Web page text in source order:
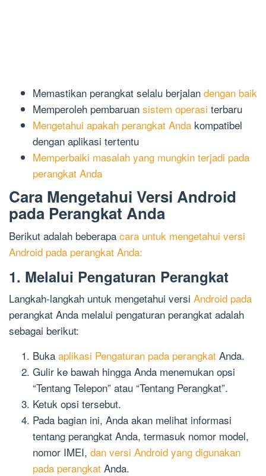
Memastikan perangkat selalu berjalan dengan baik
Memperoleh pembaruan sistem operasi terbaru
Mengetahui apakah perangkat Anda kompatibel
dengan aplikasi tertentu
Memperbaiki masalah yang mungkin terjadi pada
perangkat Anda
Cara Mengetahui Versi Android
pada Perangkat Anda
Berikut adalah beberapa cara untuk mengetahui versi
Android pada perangkat Anda:
1. Melalui Pengaturan Perangkat
Langkah-langkah untuk mengetahui versi Android pada
perangkat Anda melalui pengaturan perangkat adalah
sebagai berikut:
Buka aplikasi Pengaturan pada perangkat Anda.
Gulir ke bawah hingga Anda menemukan opsi
“Tentang Telepon” atau “Tentang Perangkat”.
Ketuk opsi tersebut.
Pada bagian ini, Anda akan melihat informasi
tentang perangkat Anda, termasuk nomor model,
nomor IMEI, dan versi Android yang digunakan
pada perangkat Anda.